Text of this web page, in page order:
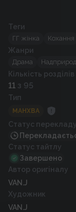
Теги
ГГ жінка Кохання
Жанри
Драма
Кількість розділів
11 з 95
Тип
МАНХВА
Статус перекладу
Статус тайтлу
Завершено
Автор оригіналу
VAN.J
Художник
VAN.J